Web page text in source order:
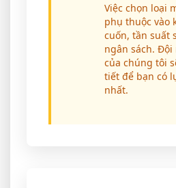
Việc chọn loại
phụ thuộc vào
cuốn, tần suất
ngân sách.
của chúng tôi
tiết để bạn có
nhất.